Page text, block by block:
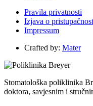
Pravila privatnosti
Izjava o
Impressum
Crafted by: Mater
Stomatološka poliklinika
doktora, savjesnim i